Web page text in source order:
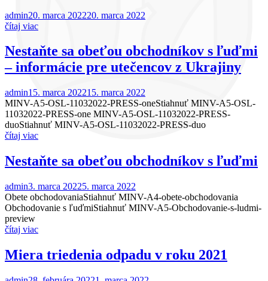
admin20. marca 202220. marca 2022
čítaj viac
Nestaňte sa obeťou obchodníkov s ľuďmi
– informácie pre utečencov z Ukrajiny
admin15. marca 202215. marca 2022
MINV-A5-OSL-11032022-PRESS-oneStiahnuť MINV-A5-OSL-
11032022-PRESS-one MINV-A5-OSL-11032022-PRESS-
duoStiahnuť MINV-A5-OSL-11032022-PRESS-duo
čítaj viac
Nestaňte sa obeťou obchodníkov s ľuďmi
admin3. marca 20225. marca 2022
Obete obchodovaniaStiahnuť MINV-A4-obete-obchodovania
Obchodovanie s ľuďmiStiahnuť MINV-A5-Obchodovanie-s-ludmi-
preview
čítaj viac
Miera triedenia odpadu v roku 2021